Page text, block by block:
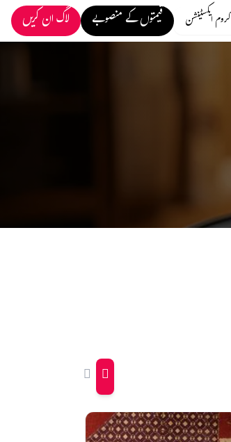
کروم ایکسٹینشن قیمتوں کے منصوبے لاگ ان کریں